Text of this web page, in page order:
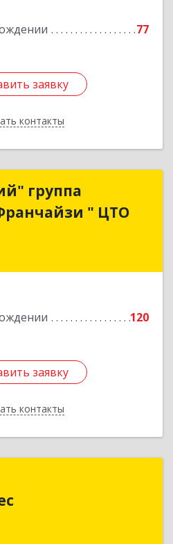
77
заявку
контакты
заявку
Назад
группа
" ЦТО
120
заявку
контакты
группа
" ЦТО
Подробнее
заявку
Назад
Завода п, дом № 11,